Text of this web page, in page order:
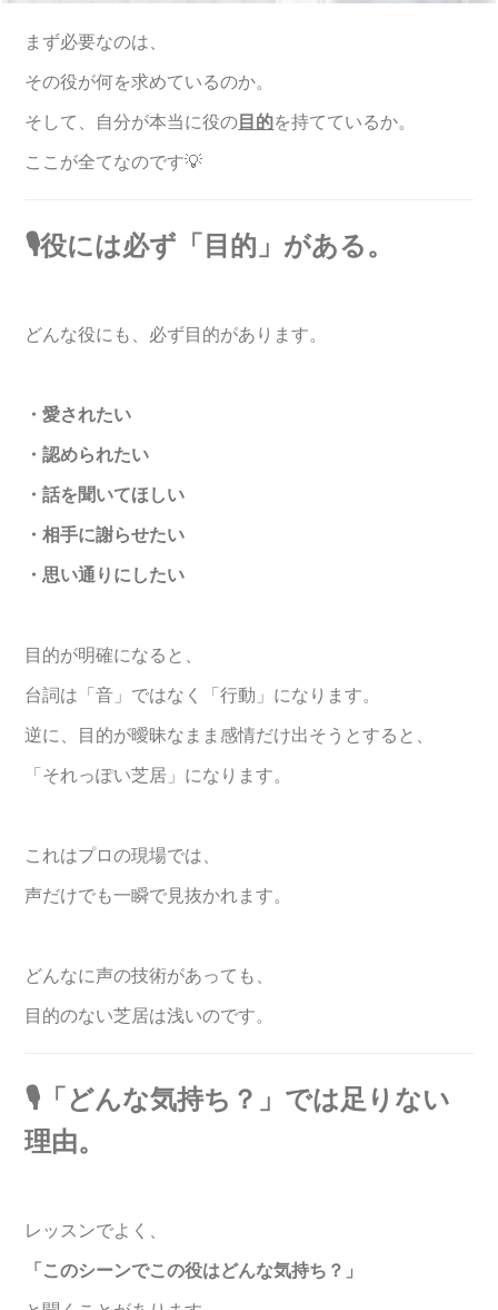
まず必要なのは、
その役が何を求めているのか。
そして、自分が本当に役の目的を持てているか。
ここが全てなのです💡
🎙️役には必ず「目的」がある。
どんな役にも、必ず目的があります。
・愛されたい
・認められたい
・話を聞いてほしい
・相手に謝らせたい
・思い通りにしたい
目的が明確になると、
台詞は「音」ではなく「行動」になります。
逆に、目的が曖昧なまま感情だけ出そうとすると、
「それっぽい芝居」になります。
これはプロの現場では、
声だけでも一瞬で見抜かれます。
どんなに声の技術があっても、
目的のない芝居は浅いのです。
🎙️「どんな気持ち？」では足りない
理由。
レッスンでよく、
「このシーンでこの役はどんな気持ち？」